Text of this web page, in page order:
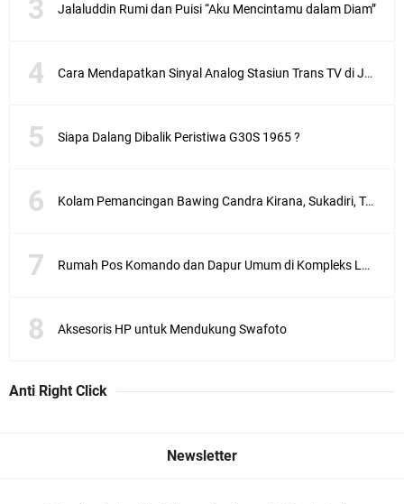
Jalaluddin Rumi dan Puisi “Aku Mencintamu dalam Diam”
Cara Mendapatkan Sinyal Analog Stasiun Trans TV di Jakarta
Siapa Dalang Dibalik Peristiwa G30S 1965 ?
Kolam Pemancingan Bawing Candra Kirana, Sukadiri, Tangerang
Rumah Pos Komando dan Dapur Umum di Kompleks Lubang Buaya Jakarta
Aksesoris HP untuk Mendukung Swafoto
Anti Right Click